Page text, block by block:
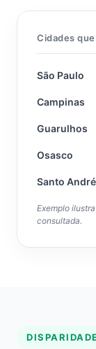
Cidades
São Paulo
Campinas
Guarulhos
Osasco
Santo André
Exemplo
consultada.